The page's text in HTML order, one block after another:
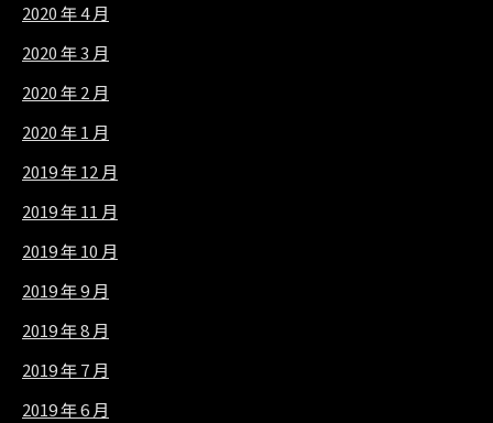
2020 年 4 月
2020 年 3 月
2020 年 2 月
2020 年 1 月
2019 年 12 月
2019 年 11 月
2019 年 10 月
2019 年 9 月
2019 年 8 月
2019 年 7 月
2019 年 6 月